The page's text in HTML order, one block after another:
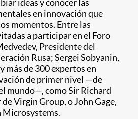
ideas y conocer las
en innovación que
momentos. Entre las
a participar en el Foro
Presidente del
Rusa; Sergei Sobyanin,
más de 300 expertos en
de primer nivel —de
mundo—, como Sir Richard
Virgin Group, o John Gage,
Microsystems.